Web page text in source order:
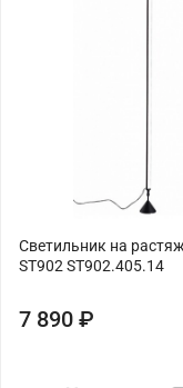
Светильник на
ST902 ST902.405.14
7 890 ₽